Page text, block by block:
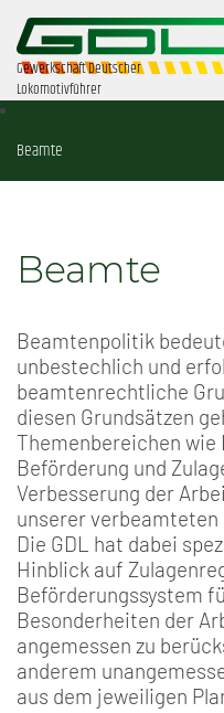
Gewerkschaft Deutscher
Lokomotivführer
Beamte
Beamte
Beamtenpolitik
unbestechlich und
beamtenrechtliche
diesen Grundsätzen
Themenbereichen wie
Beförderung und
Verbesserung der
unserer verbeamteten
Die GDL hat dabei
Hinblick auf
Beförderungssystem
Besonderheiten der
angemessen zu
anderem
aus dem jeweiligen